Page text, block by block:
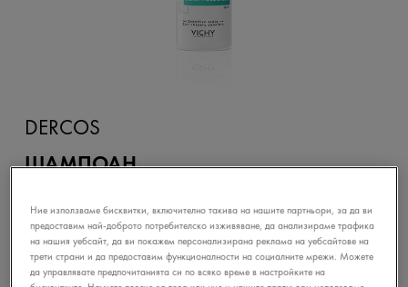
DERCOS
ШАМПОАН
ОТКРИЙТЕ
Ние използваме бисквитки, включително такива на нашите партньори, за да ви
предоставим най-доброто потребителско изживяване, да анализираме трафика
на нашия уебсайт, да ви покажем персонализирана реклама на уебсайтове на
трети страни и да предоставим функционалности на социалните мрежи. Можете
да управлявате предпочитанията си по всяко време в настройките на